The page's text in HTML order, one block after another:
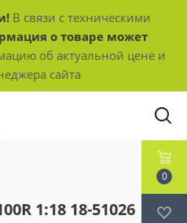
В связи с техническими
о товаре может
об актуальной цене и
сайта
1:18 18-51026
0